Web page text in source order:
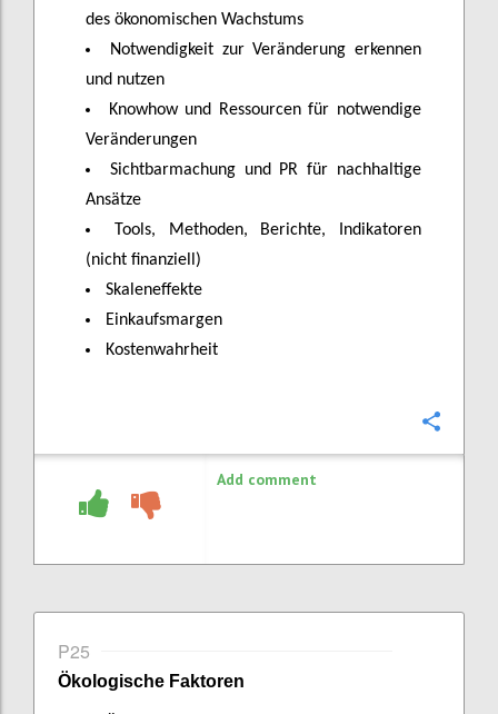
des ökonomischen Wachstums
Notwendigkeit zur Veränderung erkennen
und nutzen
Knowhow und Ressourcen für notwendige
Veränderungen
Sichtbarmachung und PR für nachhaltige
Ansätze
Tools, Methoden, Berichte, Indikatoren
(nicht finanziell)
Skaleneffekte
Einkaufsmargen
Kostenwahrheit
Add comment
P25
Ökologische Faktoren